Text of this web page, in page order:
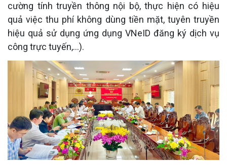
cường tính truyền thông nội bộ, thực hiện có hiệu
quả việc thu phí không dùng tiền mặt, tuyên truyền
hiệu quả sử dụng ứng dụng VNeID đăng ký dịch vụ
công trực tuyến,…).